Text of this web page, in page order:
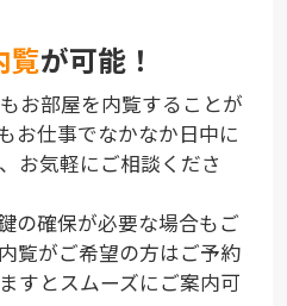
覧が可能！
お部屋を内覧することが
お仕事でなかなか日中に
お気軽にご相談くださ
の確保が必要な場合もご
覧がご希望の方はご予約
すとスムーズにご案内可